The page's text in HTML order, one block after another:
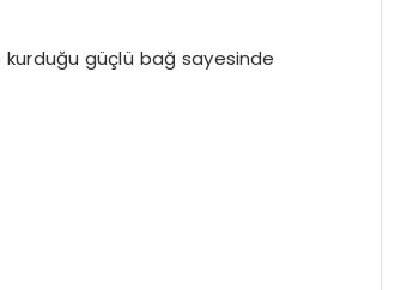
kurduğu güçlü bağ sayesinde